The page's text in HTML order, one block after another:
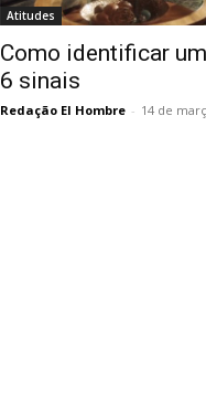
Atitudes
Como identificar
6 sinais
Redação El Hombre - 14 de